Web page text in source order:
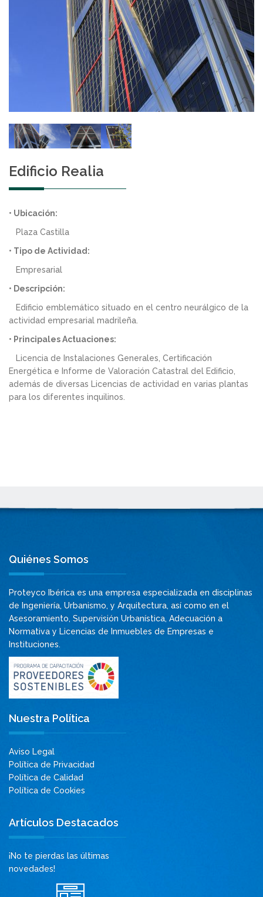
Edificio Realia
• Ubicación:
Plaza Castilla
• Tipo de Actividad:
Empresarial
• Descripción:
Edificio emblemático situado en el centro neurálgico de la
actividad empresarial madrileña.
• Principales Actuaciones:
Licencia de Instalaciones Generales, Certificación
Energética e Informe de Valoración Catastral del Edificio,
además de diversas Licencias de actividad en varias plantas
para los diferentes inquilinos.
Quiénes Somos
Proteyco Ibérica es una empresa especializada en disciplinas
de Ingeniería, Urbanismo, y Arquitectura, así como en el
Asesoramiento, Supervisión Urbanística, Adecuación a
Normativa y Licencias de Inmuebles de Empresas e
Instituciones.
Nuestra Política
Aviso Legal
Política de Privacidad
Política de Calidad
Política de Cookies
Artículos Destacados
¡No te pierdas las últimas
novedades!